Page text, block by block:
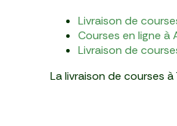
Livraison de
Courses en ligne à
Livraison de
La livraison de courses